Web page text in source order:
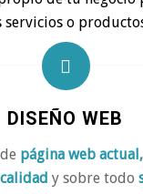
servicios o
DISEÑO WEB
página web
calidady sobre todo